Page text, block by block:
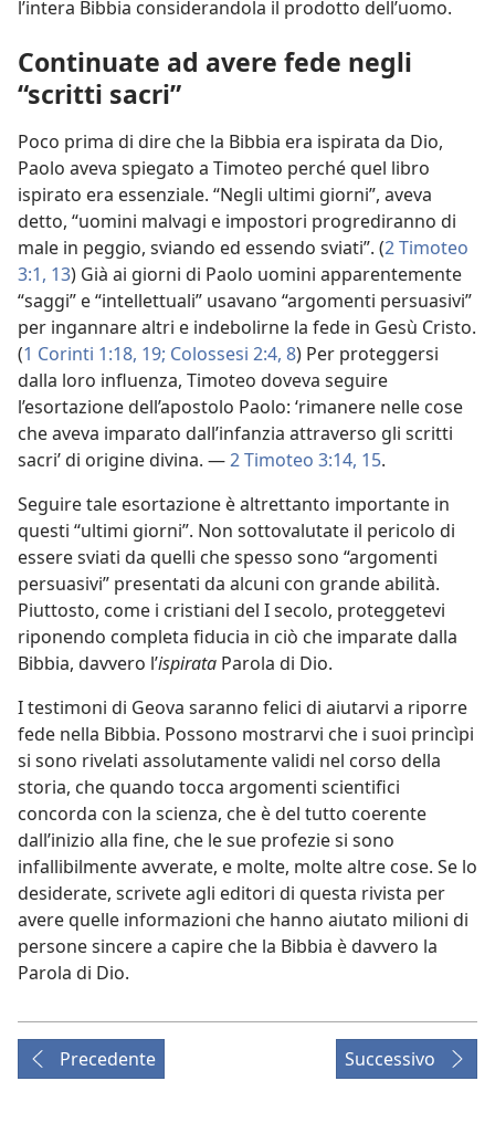
l’intera Bibbia considerandola il prodotto dell’uomo.
Continuate ad avere fede negli
“scritti sacri”
Poco prima di dire che la Bibbia era ispirata da Dio,
Paolo aveva spiegato a Timoteo perché quel libro
ispirato era essenziale. “Negli ultimi giorni”, aveva
detto, “uomini malvagi e impostori progrediranno di
male in peggio, sviando ed essendo sviati”. (2 Timoteo
3:1, 13) Già ai giorni di Paolo uomini apparentemente
“saggi” e “intellettuali” usavano “argomenti persuasivi”
per ingannare altri e indebolirne la fede in Gesù Cristo.
(1 Corinti 1:18, 19; Colossesi 2:4, 8) Per proteggersi
dalla loro influenza, Timoteo doveva seguire
l’esortazione dell’apostolo Paolo: ‘rimanere nelle cose
che aveva imparato dall’infanzia attraverso gli scritti
sacri’ di origine divina. —2 Timoteo 3:14, 15.
Seguire tale esortazione è altrettanto importante in
questi “ultimi giorni”. Non sottovalutate il pericolo di
essere sviati da quelli che spesso sono “argomenti
persuasivi” presentati da alcuni con grande abilità.
Piuttosto, come i cristiani del I secolo, proteggetevi
riponendo completa fiducia in ciò che imparate dalla
Bibbia, davvero l’ispirata Parola di Dio.
I testimoni di Geova saranno felici di aiutarvi a riporre
fede nella Bibbia. Possono mostrarvi che i suoi princìpi
si sono rivelati assolutamente validi nel corso della
storia, che quando tocca argomenti scientifici
concorda con la scienza, che è del tutto coerente
dall’inizio alla fine, che le sue profezie si sono
infallibilmente avverate, e molte, molte altre cose. Se lo
desiderate, scrivete agli editori di questa rivista per
avere quelle informazioni che hanno aiutato milioni di
persone sincere a capire che la Bibbia è davvero la
Parola di Dio.
Precedente Successivo